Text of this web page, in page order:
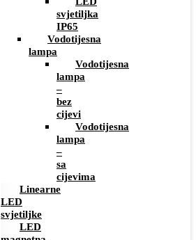
svjetiljka
IP65
Vodotijesna
lampa
Vodotijesna
lampa
–
bez
cijevi
Vodotijesna
lampa
–
sa
cijevima
Linearne
LED
svjetiljke
LED